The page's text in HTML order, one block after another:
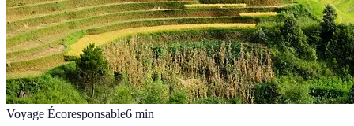
Voyage Écoresponsable6 min